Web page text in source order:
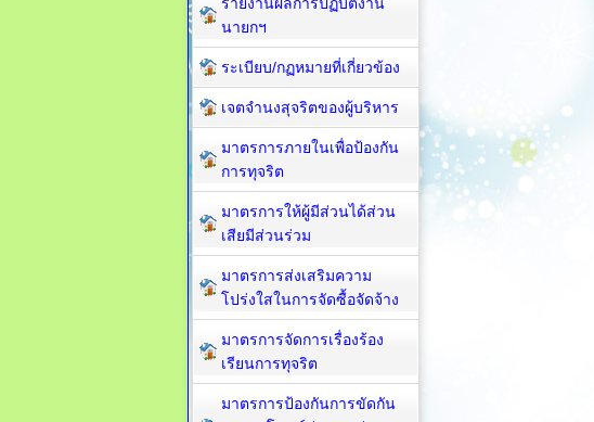
นายกฯ
ระเบียบ/กฏหมายที่เกี่ยวข้อง
เจตจำนงสุจริตของผู้บริหาร
มาตรการภายในเพื่อป้องกัน
การทุจริต​
มาตรการให้ผู้มีส่วนได้ส่วน
เสียมีส่วนร่วม
มาตรการส่งเสริมความ
โปร่งใสในการจัดซื้อจัดจ้าง
มาตรการจัดการเรื่องร้อง
เรียนการทุจริต
มาตรการป้องกันการขัดกัน